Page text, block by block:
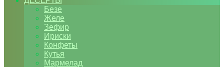
Безе
Желе
Зефир
Ириски
Конфеты
Кутья
Мармелад